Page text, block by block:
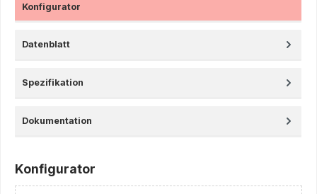
Konfigurator
Datenblatt
Spezifikation
Dokumentation
Konfigurator